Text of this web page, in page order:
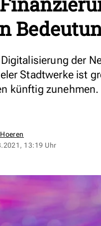
der
Stadtwerke ist
künftig zunehmen.
13:19 Uhr